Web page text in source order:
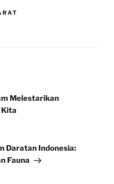
Melestarikan
Kita
Daratan Indonesia:
Fauna